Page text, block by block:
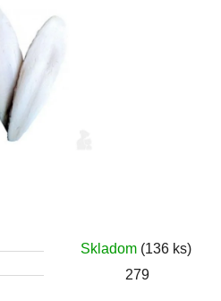
Skladom (136 ks)
279